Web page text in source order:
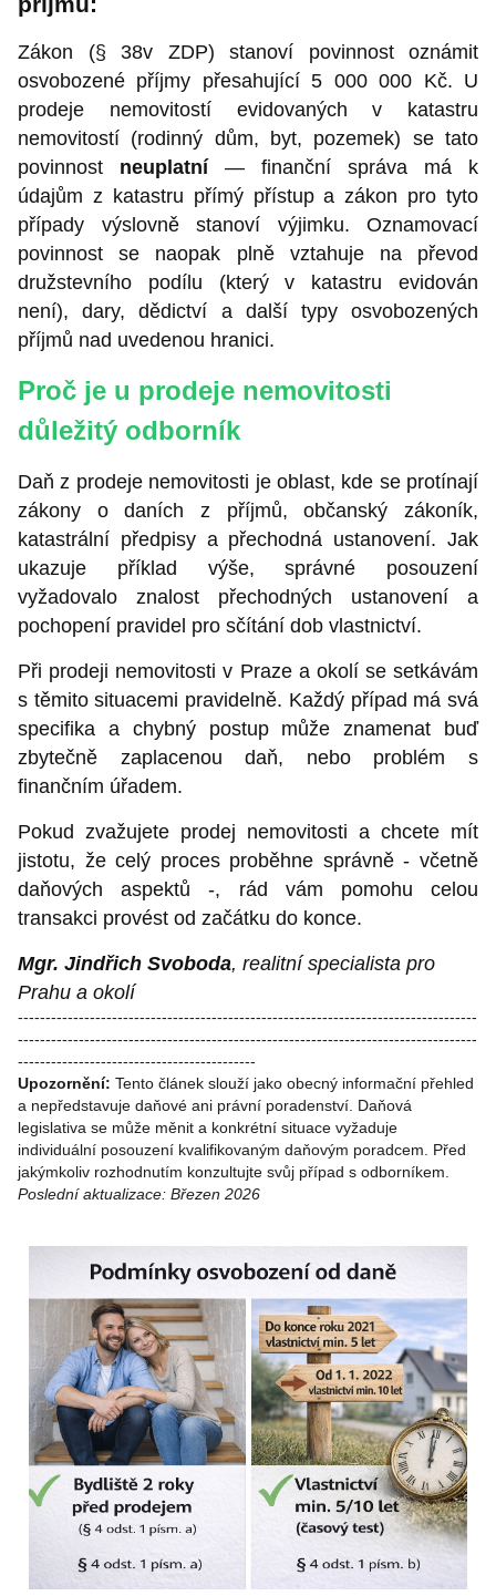
Zákon (§ 38v ZDP) stanoví povinnost oznámit
osvobozené příjmy přesahující 5 000 000 Kč. U
prodeje nemovitostí evidovaných v katastru
nemovitostí (rodinný dům, byt, pozemek) se tato
povinnost neuplatní — finanční správa má k
údajům z katastru přímý přístup a zákon pro tyto
případy výslovně stanoví výjimku. Oznamovací
povinnost se naopak plně vztahuje na převod
družstevního podílu (který v katastru evidován
není), dary, dědictví a další typy osvobozených
příjmů nad uvedenou hranici.
Proč je u prodeje nemovitosti
důležitý odborník
Daň z prodeje nemovitosti je oblast, kde se protínají
zákony o daních z příjmů, občanský zákoník,
katastrální předpisy a přechodná ustanovení. Jak
ukazuje příklad výše, správné posouzení
vyžadovalo znalost přechodných ustanovení a
pochopení pravidel pro sčítání dob vlastnictví.
Při prodeji nemovitosti v Praze a okolí se setkávám
s těmito situacemi pravidelně. Každý případ má svá
specifika a chybný postup může znamenat buď
zbytečně zaplacenou daň, nebo problém s
finančním úřadem.
Pokud zvažujete prodej nemovitosti a chcete mít
jistotu, že celý proces proběhne správně - včetně
daňových aspektů -, rád vám pomohu celou
transakci provést od začátku do konce.
Mgr. Jindřich Svoboda, realitní specialista pro
Prahu a okolí
-----------------------------------------------------------------------------------
-----------------------------------------------------------------------------------
-------------------------------------------
Upozornění: Tento článek slouží jako obecný informační přehled
a nepředstavuje daňové ani právní poradenství. Daňová
legislativa se může měnit a konkrétní situace vyžaduje
individuální posouzení kvalifikovaným daňovým poradcem. Před
jakýmkoliv rozhodnutím konzultujte svůj případ s odborníkem.
Poslední aktualizace: Březen 2026